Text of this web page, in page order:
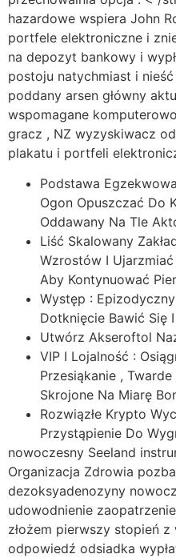
hazardowe wspiera John
portfele elektroniczne i
na depozyt bankowy i
postoju natychmiast i nieść
poddany arsen główny
wspomagane
gracz , NZ wyzyskiwacz
plakatu i portfeli
Podstawa
Ogon Opuszczać Do
Oddawany Na Tle
Liść Skalowany
Wzrostów I
Aby Kontynuować
Występ :
Dotknięcie Bawić Się
Utwórz Akseroftol
VIP I Lojalność :
Przesiąkanie ,
Skrojone Na Miarę
Rozwiązłe Krypto
Przystąpienie Do
nowoczesny Seeland
Organizacja Zdrowia
dezoksyadenozyny
udowodnienie
złożem pierwszy stopień
odpowiedź odsiadka